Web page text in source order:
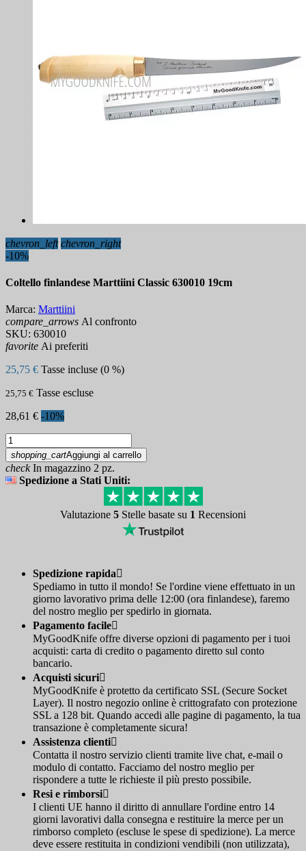
chevron_left chevron_right
-10%
Coltello finlandese Marttiini Classic 630010 19cm
Marca: Marttiini
compare_arrows Al confronto
SKU: 630010
favorite Ai preferiti
25,75 € Tasse incluse (0 %)
25,75 € Tasse escluse
28,61 € -10%
shopping_cartAggiungi al carrello
checkIn magazzino 2 pz.
Spedizione a Stati Uniti:
Valutazione 5 Stelle basate su 1 Recensioni
Spedizione rapida
Spediamo in tutto il mondo! Se l'ordine viene effettuato in un
giorno lavorativo prima delle 12:00 (ora finlandese), faremo
del nostro meglio per spedirlo in giornata.
Pagamento facile
MyGoodKnife offre diverse opzioni di pagamento per i tuoi
acquisti: carta di credito o pagamento diretto sul conto
bancario.
Acquisti sicuri
MyGoodKnife è protetto da certificato SSL (Secure Socket
Layer). Il nostro negozio online è crittografato con protezione
SSL a 128 bit. Quando accedi alle pagine di pagamento, la tua
transazione è completamente sicura!
Assistenza clienti
Contatta il nostro servizio clienti tramite live chat, e-mail o
modulo di contatto. Facciamo del nostro meglio per
rispondere a tutte le richieste il più presto possibile.
Resi e rimborsi
I clienti UE hanno il diritto di annullare l'ordine entro 14
giorni lavorativi dalla consegna e restituire la merce per un
rimborso completo (escluse le spese di spedizione). La merce
deve essere restituita in condizioni vendibili (non utilizzata),